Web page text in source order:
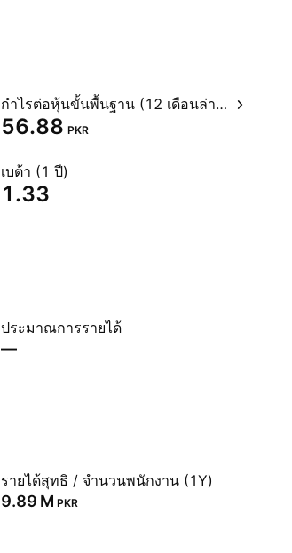
กำไรต่อหุ้นขั้นพื้นฐาน (12 เดือนล่าสุด)
56.88 PKR
เบต้า (1 ปี)
1.33
ประมาณการรายได้
—
รายได้สุทธิ / จำนวนพนักงาน (1Y)
‪9.89 M‬ PKR